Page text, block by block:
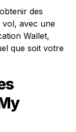
des
avec une
Wallet,
que soit votre